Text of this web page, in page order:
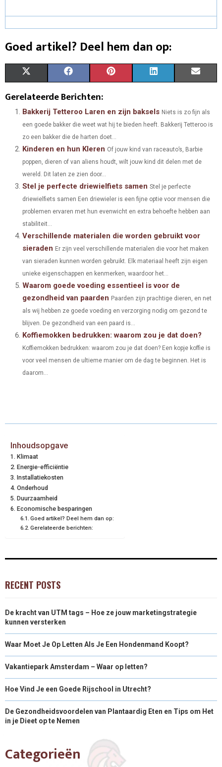
Goed artikel? Deel hem dan op:
A
R
O
T
W
T
E
R
)
R
O
C
E
O
K
A
R
O
N
T
R
S
T
A
R
O
N
K
D
N
A
R
A
I
Gerelateerde Berichten:
Bakkerij Tetteroo Laren en zijn baksels Niets is zo fijn als
een goede bakker die weet wat hij te bieden heeft. Bakkerij Tetteroo is
zo een bakker die de harten doet...
Kinderen en hun Kleren Of jouw kind van raceauto’s, Barbie
poppen, dieren of van aliens houdt, wilt jouw kind dit delen met de
wereld. Dit laten ze zien door...
Stel je perfecte driewielfiets samen Stel je perfecte
driewielfiets samen Een driewieler is een fijne optie voor mensen die
problemen ervaren met hun evenwicht en extra behoefte hebben aan
stabiliteit...
Verschillende materialen die worden gebruikt voor
sieraden Er zijn veel verschillende materialen die voor het maken
van sieraden kunnen worden gebruikt. Elk materiaal heeft zijn eigen
unieke eigenschappen en kenmerken, waardoor het...
Waarom goede voeding essentieel is voor de
gezondheid van paarden Paarden zijn prachtige dieren, en net
als wij hebben ze goede voeding en verzorging nodig om gezond te
blijven. De gezondheid van een paard is...
Koffiemokken bedrukken: waarom zou je dat doen?
Koffiemokken bedrukken: waarom zou je dat doen? Een kopje koffie is
voor veel mensen de ultieme manier om de dag te beginnen. Het is
daarom...
Inhoudsopgave
Klimaat
Energie-efficiëntie
Installatiekosten
Onderhoud
Duurzaamheid
Economische besparingen
Goed artikel? Deel hem dan op:
Gerelateerde berichten:
RECENT POSTS
De kracht van UTM tags – Hoe ze jouw marketingstrategie
kunnen versterken
Waar Moet Je Op Letten Als Je Een Hondenmand Koopt?
Vakantiepark Amsterdam – Waar op letten?
Hoe Vind Je een Goede Rijschool in Utrecht?
De Gezondheidsvoordelen van Plantaardig Eten en Tips om Het
in je Dieet op te Nemen
Categorieën